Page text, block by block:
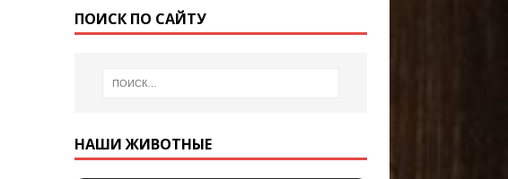
ПОИСК ПО САЙТУ
НАШИ ЖИВОТНЫЕ